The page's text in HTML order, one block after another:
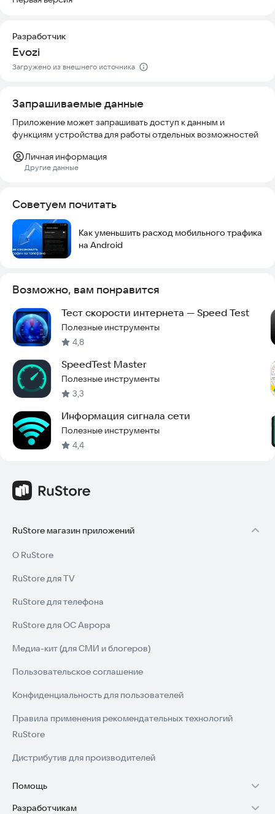
Разработчик
Evozi
Загружено из внешнего источника
Запрашиваемые данные
Приложение может запрашивать доступ к данным и
функциям устройства для работы отдельных возможностей
Личная информация
Другие данные
Советуем почитать
Как уменьшить расход мобильного трафика
на Android
Возможно, вам понравится
Тест скорости интернета — Speed Test
Полезные инструменты
4,8
SpeedTest Master
Полезные инструменты
3,3
Информация сигнала сети
Полезные инструменты
4,4
RuStore магазин приложений
О RuStore
RuStore для TV
RuStore для телефона
RuStore для ОС Аврора
Медиа-кит (для СМИ и блогеров)
Пользовательское соглашение
Конфиденциальность для пользователей
Правила применения рекомендательных технологий
RuStore
Дистрибутив для производителей
Помощь
Установка RuStore на TV
Разработчикам